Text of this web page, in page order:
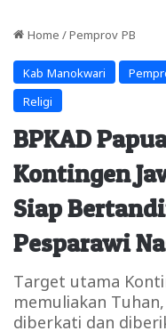
Home / Pemprov PB
Kab Manokwari
Religi
BPKAD
Kontingen
Siap
Pesparawi
Target utama
memuliakan
diberkati dan